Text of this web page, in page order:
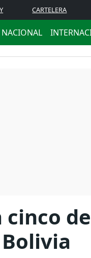
CARTELERA
NACIONAL